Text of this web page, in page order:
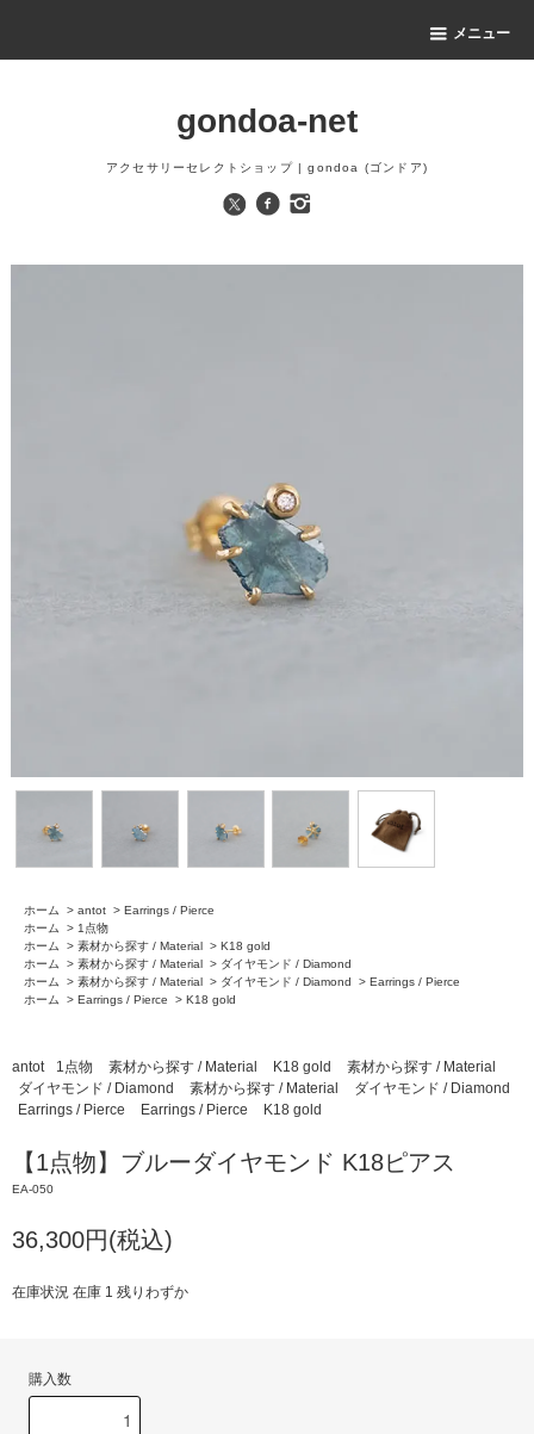
メニュー
gondoa-net
アクセサリーセレクトショップ | gondoa (ゴンドア)
ホーム > antot > Earrings / Pierce
ホーム
> 1点物
ホーム
> 素材から探す / Material > K18 gold
ホーム
> 素材から探す / Material > ダイヤモンド / Diamond
ホーム
> 素材から探す / Material > ダイヤモンド / Diamond > Earrings / Pierce
ホーム
> Earrings / Pierce > K18 gold
antot 1点物 素材から探す / Material K18 gold
素材から探す / Material
ダイヤモンド / Diamond
素材から探す / Material
ダイヤモンド / Diamond
Earrings / Pierce
Earrings / Pierce K18 gold
【1点物】ブルーダイヤモンド K18ピアス
EA-050
36,300円(税込)
在庫状況 在庫 1 残りわずか
購入数